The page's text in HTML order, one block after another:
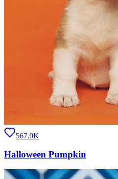
567.0K
Halloween Pumpkin